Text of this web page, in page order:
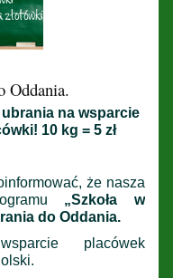
Oddania.
na wsparcie
10 kg = 5 zł
że nasza
„Szkoła w
do Oddania.
placówek